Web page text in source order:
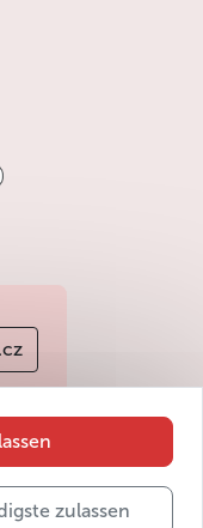
zulassen